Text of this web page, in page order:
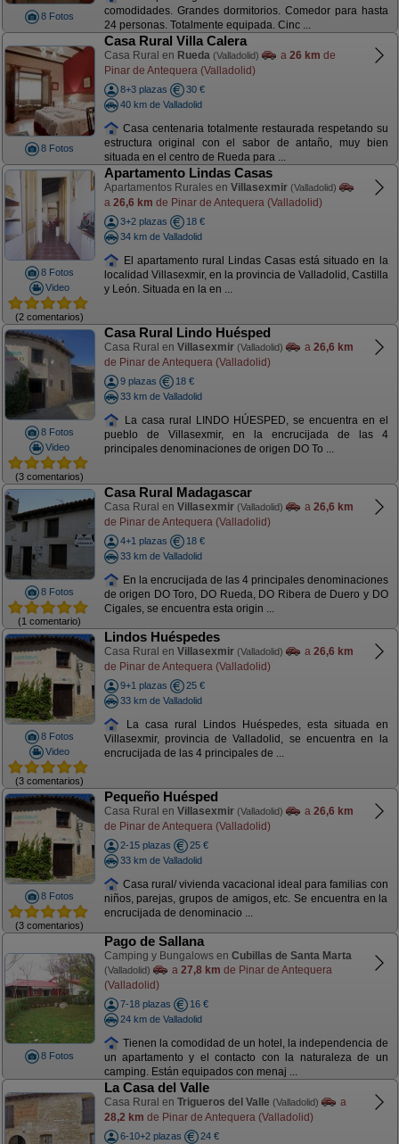
8 Fotos
comodidades. Grandes dormitorios. Comedor para hasta
24 personas. Totalmente equipada. Cinc ...
8 Fotos
Casa Rural Villa Calera
Casa Rural en Rueda (Valladolid) a 26 km de
Pinar de Antequera (Valladolid)
8+3 plazas
30 €
40 km de Valladolid
Casa centenaria totalmente restaurada respetando su
estructura original con el sabor de antaño, muy bien
situada en el centro de Rueda para ...
8 Fotos
Video
(2 comentarios)
Apartamento Lindas Casas
Apartamentos Rurales en Villasexmir (Valladolid)
a 26,6 km de Pinar de Antequera (Valladolid)
3+2 plazas
18 €
34 km de Valladolid
El apartamento rural Lindas Casas está situado en la
localidad Villasexmir, en la provincia de Valladolid, Castilla
y León. Situada en la en ...
8 Fotos
Video
(3 comentarios)
Casa Rural Lindo Huésped
Casa Rural en Villasexmir (Valladolid) a 26,6 km
de Pinar de Antequera (Valladolid)
9 plazas
18 €
33 km de Valladolid
La casa rural LINDO HÚESPED, se encuentra en el
pueblo de Villasexmir, en la encrucijada de las 4
principales denominaciones de origen DO To ...
8 Fotos
(1 comentario)
Casa Rural Madagascar
Casa Rural en Villasexmir (Valladolid) a 26,6 km
de Pinar de Antequera (Valladolid)
4+1 plazas
18 €
33 km de Valladolid
En la encrucijada de las 4 principales denominaciones
de origen DO Toro, DO Rueda, DO Ribera de Duero y DO
Cigales, se encuentra esta origin ...
8 Fotos
Video
(3 comentarios)
Lindos Huéspedes
Casa Rural en Villasexmir (Valladolid) a 26,6 km
de Pinar de Antequera (Valladolid)
9+1 plazas
25 €
33 km de Valladolid
La casa rural Lindos Huéspedes, esta situada en
Villasexmir, provincia de Valladolid, se encuentra en la
encrucijada de las 4 principales de ...
8 Fotos
(3 comentarios)
Pequeño Huésped
Casa Rural en Villasexmir (Valladolid) a 26,6 km
de Pinar de Antequera (Valladolid)
2-15 plazas
25 €
33 km de Valladolid
Casa rural/ vivienda vacacional ideal para familias con
niños, parejas, grupos de amigos, etc. Se encuentra en la
encrucijada de denominacio ...
8 Fotos
Pago de Sallana
Camping y Bungalows en Cubillas de Santa Marta
(Valladolid) a 27,8 km de Pinar de Antequera
(Valladolid)
7-18 plazas
16 €
24 km de Valladolid
Tienen la comodidad de un hotel, la independencia de
un apartamento y el contacto con la naturaleza de un
camping. Están equipados con menaj ...
La Casa del Valle
Casa Rural en Trigueros del Valle (Valladolid)
a
28,2 km de Pinar de Antequera (Valladolid)
6-10+2 plazas
24 €